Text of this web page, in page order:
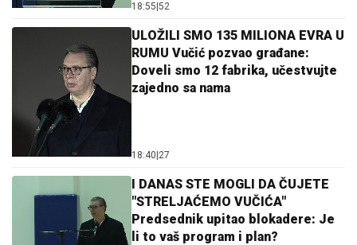
18:55 52
ULOŽILI SMO 135 MILIONA EVRA U
RUMU Vučić pozvao građane:
Doveli smo 12 fabrika, učestvujte
zajedno sa nama
18:40 27
I DANAS STE MOGLI DA ČUJETE
"STRELJAĆEMO VUČIĆA"
Predsednik upitao blokadere: Je
li to vaš program i plan?